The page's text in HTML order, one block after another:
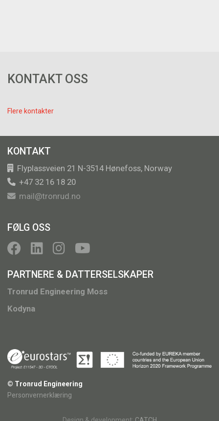
KONTAKT OSS
Flere kontakter
KONTAKT
Flyplassveien 21 N-3514 Hønefoss, Norway
+47 32 16 18 20
mail@tronrud.no
FØLG OSS
PARTNERE & DATTERSELSKAPER
Tronrud Engineering Moss
Kodyna
© Tronrud Engineering
Personvernerklæring